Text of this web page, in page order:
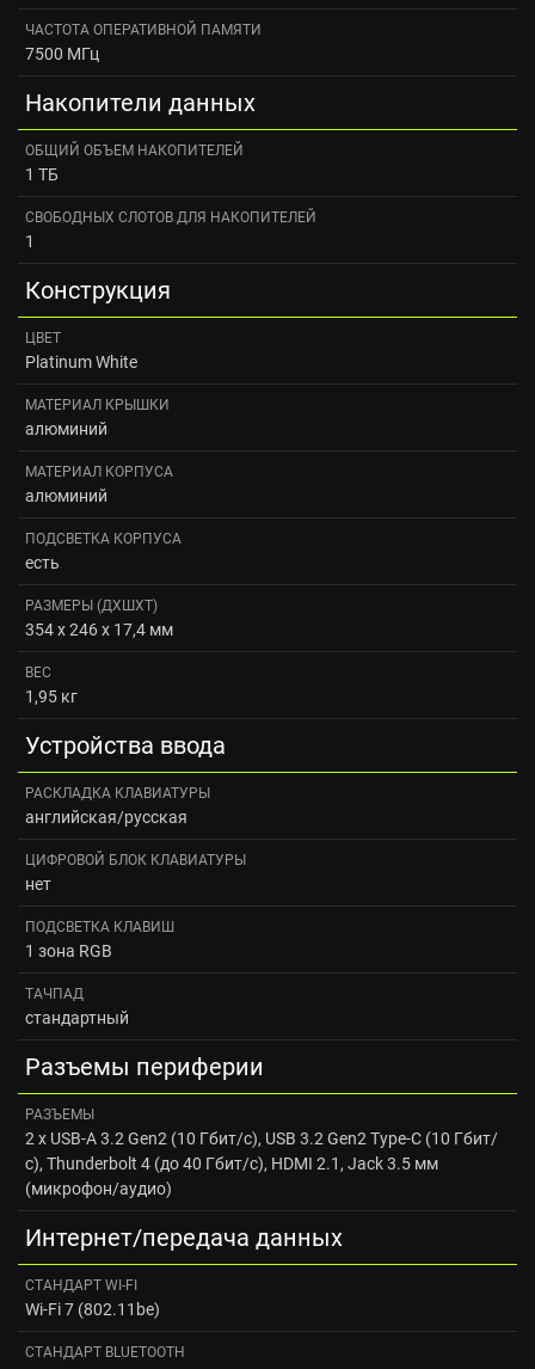
ЧАСТОТА ОПЕРАТИВНОЙ ПАМЯТИ
7500 МГц
Накопители данных
ОБЩИЙ ОБЪЕМ НАКОПИТЕЛЕЙ
1 ТБ
СВОБОДНЫХ СЛОТОВ ДЛЯ НАКОПИТЕЛЕЙ
1
Конструкция
ЦВЕТ
Platinum White
МАТЕРИАЛ КРЫШКИ
алюминий
МАТЕРИАЛ КОРПУСА
алюминий
ПОДСВЕТКА КОРПУСА
есть
РАЗМЕРЫ (ДXШXТ)
354 х 246 х 17,4 мм
ВЕС
1,95 кг
Устройства ввода
РАСКЛАДКА КЛАВИАТУРЫ
английская/русская
ЦИФРОВОЙ БЛОК КЛАВИАТУРЫ
нет
ПОДСВЕТКА КЛАВИШ
1 зона RGB
ТАЧПАД
стандартный
Разъемы периферии
РАЗЪЕМЫ
2 x USB-A 3.2 Gen2 (10 Гбит/с), USB 3.2 Gen2 Type-C (10 Гбит/
с), Thunderbolt 4 (до 40 Гбит/с), HDMI 2.1, Jack 3.5 мм
(микрофон/аудио)
Интернет/передача данных
CТАНДАРТ WI‑FI
Wi-Fi 7 (802.11be)
CТАНДАРТ BLUETOOTH